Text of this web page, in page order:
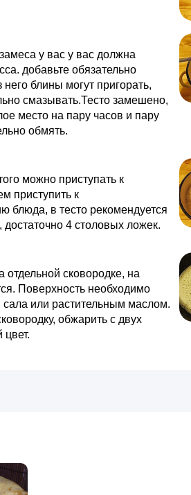
у вас у вас должна
добавьте обязательно
блины могут пригорать,
смазывать.Тесто замешено,
место на пару часов и пару
обмять.
можно приступать к
приступить к
блюда, в тесто рекомендуется
4 столовых ложек.
отдельной сковородке, на
Поверхность необходимо
сала или растительным маслом.
обжарить с двух